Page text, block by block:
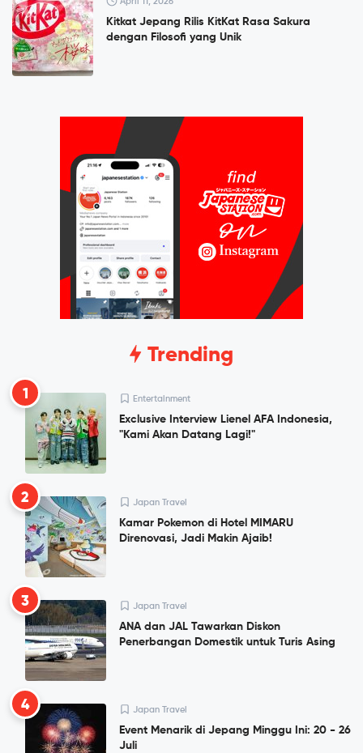
Kitkat Jepang Rilis KitKat Rasa Sakura
dengan Filosofi yang Unik
Trending
1 Entertainment
Exclusive Interview Lienel AFA Indonesia,
"Kami Akan Datang Lagi!"
2 Japan Travel
Kamar Pokemon di Hotel MIMARU
Direnovasi, Jadi Makin Ajaib!
3 Japan Travel
ANA dan JAL Tawarkan Diskon
Penerbangan Domestik untuk Turis Asing
4 Japan Travel
Event Menarik di Jepang Minggu Ini: 20 - 26
Juli